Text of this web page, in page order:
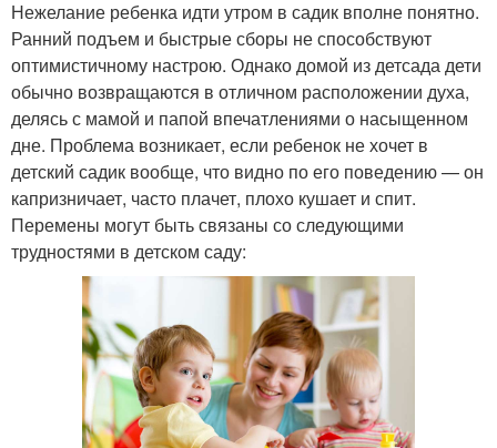
Нежелание ребенка идти утром в садик вполне понятно.
Ранний подъем и быстрые сборы не способствуют
оптимистичному настрою. Однако домой из детсада дети
обычно возвращаются в отличном расположении духа,
делясь с мамой и папой впечатлениями о насыщенном
дне. Проблема возникает, если ребенок не хочет в
детский садик вообще, что видно по его поведению — он
капризничает, часто плачет, плохо кушает и спит.
Перемены могут быть связаны со следующими
трудностями в детском саду: